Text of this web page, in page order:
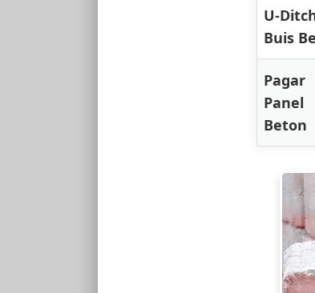
U-
Buis
Pagar
Panel
Beton